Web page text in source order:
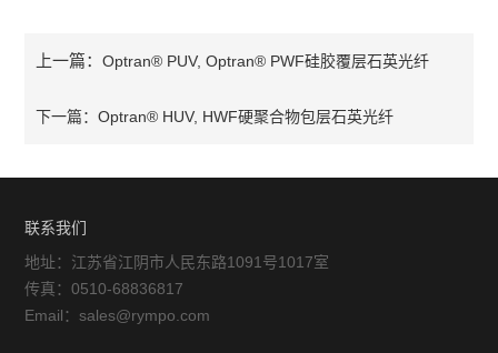
上一篇：Optran® PUV, Optran® PWF硅胶覆层石英光纤
下一篇：Optran® HUV, HWF硬聚合物包层石英光纤
联系我们
地址：江苏省江阴市人民东路1091号1017室
传真：0510-68836817
Email：sales@rympo.com